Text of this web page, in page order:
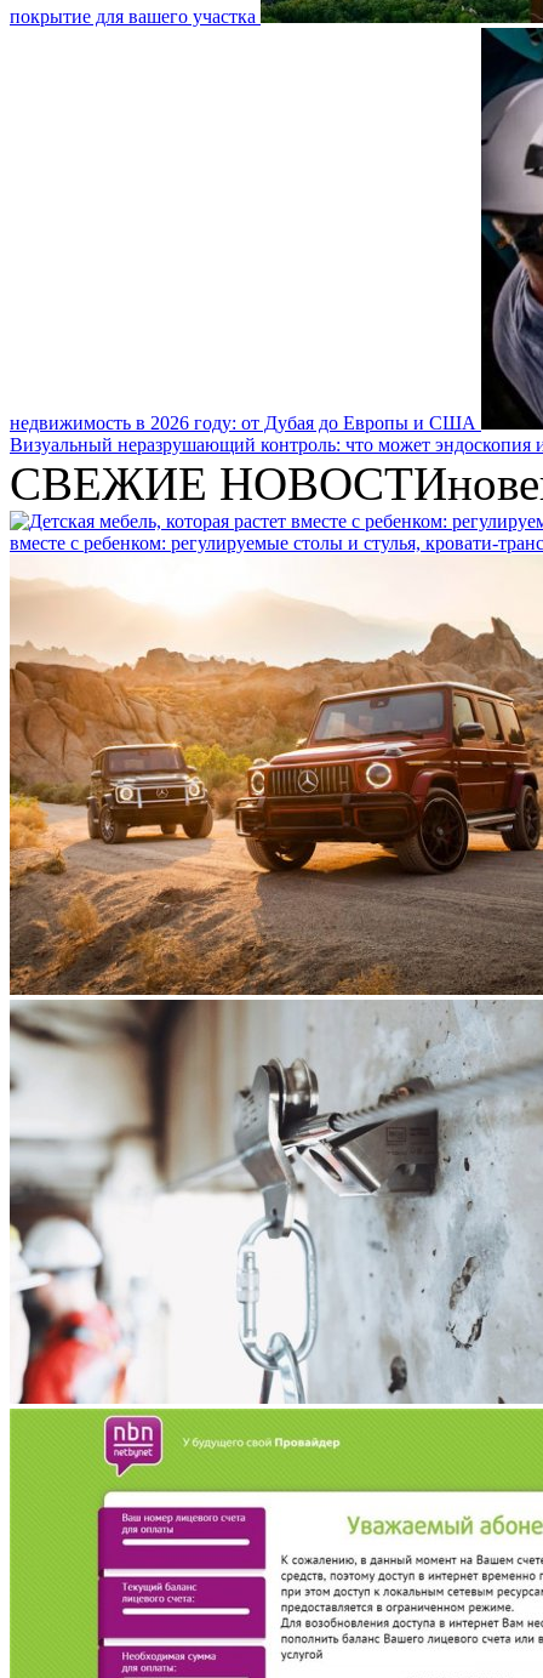
покрытие для вашего участка
недвижимость в 2026 году: от Дубая до Европы и США
Визуальный неразрушающий контроль: что может эндоскопия
СВЕЖИЕ НОВОСТИ
вместе с ребенком: регулируемые столы и стулья, кровати-